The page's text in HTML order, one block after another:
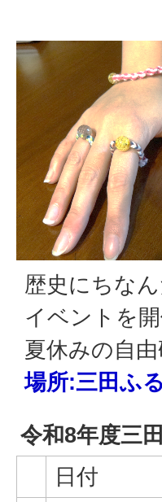
歴史にちな
イベントを開
夏休みの自
場所:三田ふ
令和8年度三
日付